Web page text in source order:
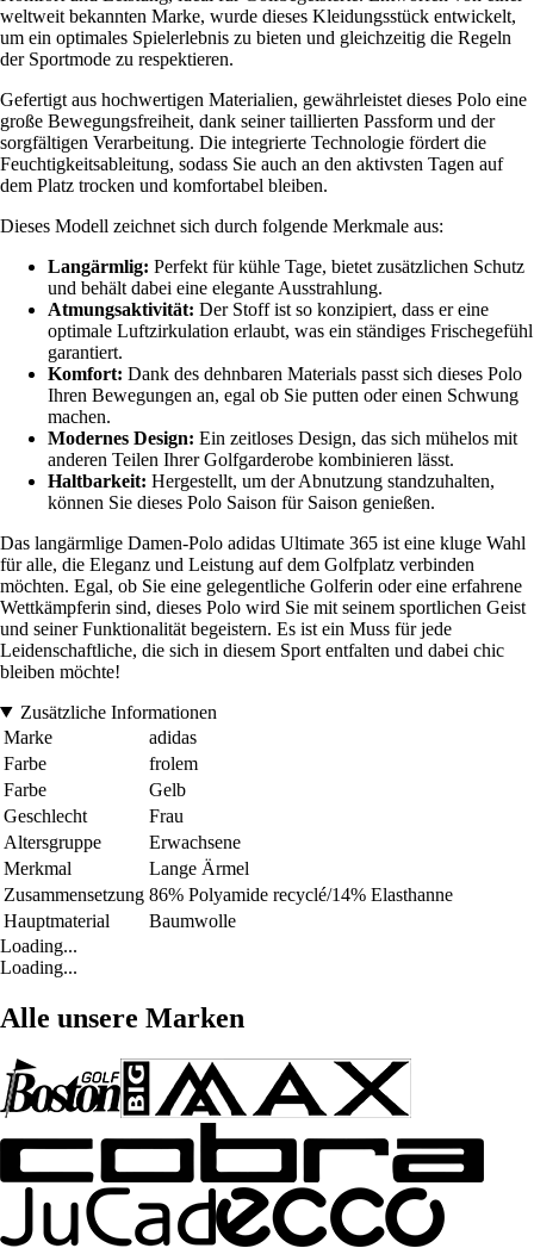
weltweit bekannten Marke, wurde dieses Kleidungsstück entwickelt,
um ein optimales Spielerlebnis zu bieten und gleichzeitig die Regeln
der Sportmode zu respektieren.
Gefertigt aus hochwertigen Materialien, gewährleistet dieses Polo eine
große Bewegungsfreiheit, dank seiner taillierten Passform und der
sorgfältigen Verarbeitung. Die integrierte Technologie fördert die
Feuchtigkeitsableitung, sodass Sie auch an den aktivsten Tagen auf
dem Platz trocken und komfortabel bleiben.
Dieses Modell zeichnet sich durch folgende Merkmale aus:
Langärmlig: Perfekt für kühle Tage, bietet zusätzlichen Schutz
und behält dabei eine elegante Ausstrahlung.
Atmungsaktivität: Der Stoff ist so konzipiert, dass er eine
optimale Luftzirkulation erlaubt, was ein ständiges Frischegefühl
garantiert.
Komfort: Dank des dehnbaren Materials passt sich dieses Polo
Ihren Bewegungen an, egal ob Sie putten oder einen Schwung
machen.
Modernes Design: Ein zeitloses Design, das sich mühelos mit
anderen Teilen Ihrer Golfgarderobe kombinieren lässt.
Haltbarkeit: Hergestellt, um der Abnutzung standzuhalten,
können Sie dieses Polo Saison für Saison genießen.
Das langärmlige Damen-Polo adidas Ultimate 365 ist eine kluge Wahl
für alle, die Eleganz und Leistung auf dem Golfplatz verbinden
möchten. Egal, ob Sie eine gelegentliche Golferin oder eine erfahrene
Wettkämpferin sind, dieses Polo wird Sie mit seinem sportlichen Geist
und seiner Funktionalität begeistern. Es ist ein Muss für jede
Leidenschaftliche, die sich in diesem Sport entfalten und dabei chic
bleiben möchte!
Zusätzliche Informationen
Marke
adidas
Farbe
frolem
Farbe
Gelb
Geschlecht
Frau
Altersgruppe
Erwachsene
Merkmal
Lange Ärmel
Zusammensetzung 86% Polyamide recyclé/14% Elasthanne
Hauptmaterial
Baumwolle
Loading...
Loading...
Alle unsere Marken